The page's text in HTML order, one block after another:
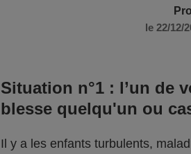
le 22/12/
Situation n°1 : l’un de
blesse quelqu'un ou
Il y a les enfants turbulents,